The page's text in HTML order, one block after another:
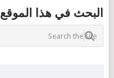
البحث في هذا الموقع